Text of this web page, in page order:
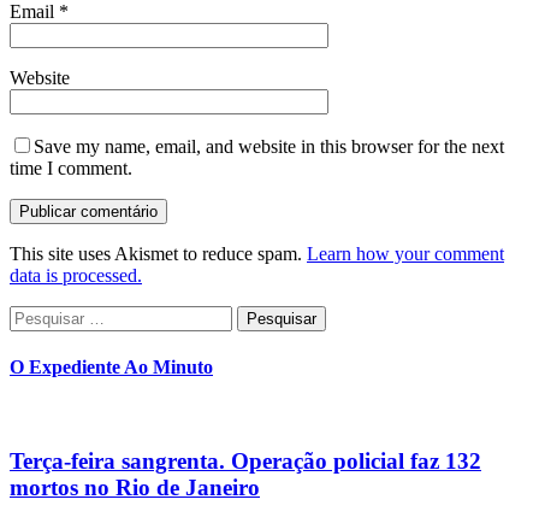
Email *
Website
Save my name, email, and website in this browser for the next
time I comment.
This site uses Akismet to reduce spam. Learn how your comment
data is processed.
Pesquisar
por:
O Expediente Ao Minuto
Terça-feira sangrenta. Operação policial faz 132
mortos no Rio de Janeiro